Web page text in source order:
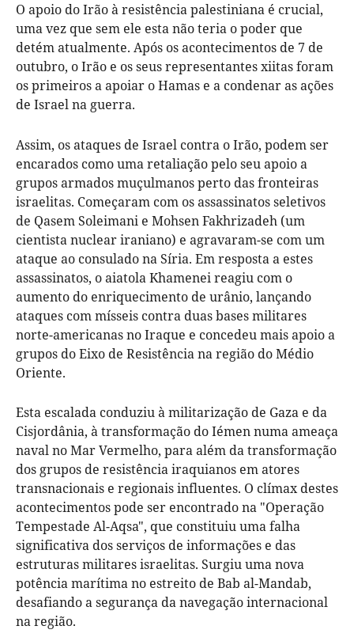
O apoio do Irão à resistência palestiniana é crucial,
uma vez que sem ele esta não teria o poder que
detém atualmente. Após os acontecimentos de 7 de
outubro, o Irão e os seus representantes xiitas foram
os primeiros a apoiar o Hamas e a condenar as ações
de Israel na guerra.
Assim, os ataques de Israel contra o Irão, podem ser
encarados como uma retaliação pelo seu apoio a
grupos armados muçulmanos perto das fronteiras
israelitas. Começaram com os assassinatos seletivos
de Qasem Soleimani e Mohsen Fakhrizadeh (um
cientista nuclear iraniano) e agravaram-se com um
ataque ao consulado na Síria. Em resposta a estes
assassinatos, o aiatola Khamenei reagiu com o
aumento do enriquecimento de urânio, lançando
ataques com mísseis contra duas bases militares
norte-americanas no Iraque e concedeu mais apoio a
grupos do Eixo de Resistência na região do Médio
Oriente.
Esta escalada conduziu à militarização de Gaza e da
Cisjordânia, à transformação do Iémen numa ameaça
naval no Mar Vermelho, para além da transformação
dos grupos de resistência iraquianos em atores
transnacionais e regionais influentes. O clímax destes
acontecimentos pode ser encontrado na "Operação
Tempestade Al-Aqsa", que constituiu uma falha
significativa dos serviços de informações e das
estruturas militares israelitas. Surgiu uma nova
potência marítima no estreito de Bab al-Mandab,
desafiando a segurança da navegação internacional
na região.